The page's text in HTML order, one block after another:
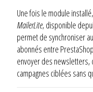
Une fois le module
MailerLite, disponible
permet de synchroniser
abonnés entre
envoyer des newsletters,
campagnes ciblées sans